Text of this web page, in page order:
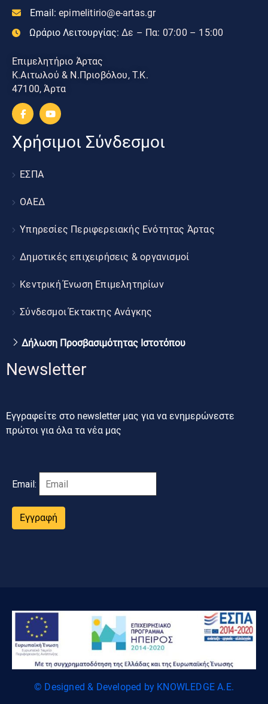
Email: epimelitirio@e-artas.gr
Ωράριο Λειτουργίας: Δε – Πα: 07:00 – 15:00
Επιμελητήριο Άρτας
Κ.Αιτωλού & Ν.Πριοβόλου, Τ.Κ.
47100, Άρτα
Χρήσιμοι Σύνδεσμοι
ΕΣΠΑ
ΟΑΕΔ
Υπηρεσίες Περιφερειακής Ενότητας Άρτας
Δημοτικές επιχειρήσεις & οργανισμοί
Κεντρική Ένωση Επιμελητηρίων
Σύνδεσμοι Έκτακτης Ανάγκης
Δήλωση Προσβασιμότητας Ιστοτόπου
Newsletter
Εγγραφείτε στο newsletter μας για να ενημερώνεστε
πρώτοι για όλα τα νέα μας
Email:
Εγγραφή
© Designed & Developed by KNOWLEDGE A.E.